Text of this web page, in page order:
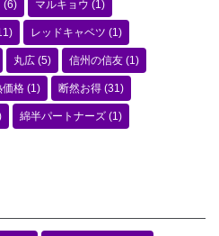
(6) マルキョウ (1)
レッドキャベツ (1)
丸広 (5) 信州の信友 (1)
価格 (1) 断然お得 (31)
綿半パートナーズ (1)